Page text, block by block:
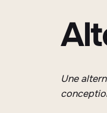
Une